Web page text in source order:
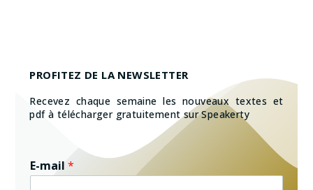
PROFITEZ DE LA NEWSLETTER
Recevez chaque semaine les nouveaux textes et
pdf à télécharger gratuitement sur Speakerty
E-mail*